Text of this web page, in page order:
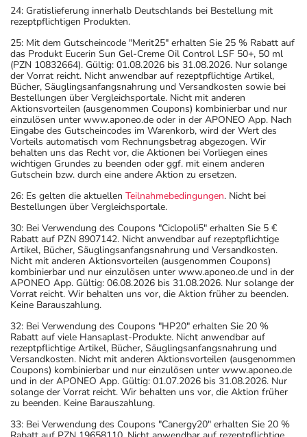
24: Gratislieferung innerhalb Deutschlands bei Bestellung mit
rezeptpflichtigen Produkten.
25: Mit dem Gutscheincode "Merit25" erhalten Sie 25 % Rabatt auf
das Produkt Eucerin Sun Gel-Creme Oil Control LSF 50+, 50 ml
(PZN 10832664). Gültig: 01.08.2026 bis 31.08.2026. Nur solange
der Vorrat reicht. Nicht anwendbar auf rezeptpflichtige Artikel,
Bücher, Säuglingsanfangsnahrung und Versandkosten sowie bei
Bestellungen über Vergleichsportale. Nicht mit anderen
Aktionsvorteilen (ausgenommen Coupons) kombinierbar und nur
einzulösen unter www.aponeo.de oder in der APONEO App. Nach
Eingabe des Gutscheincodes im Warenkorb, wird der Wert des
Vorteils automatisch vom Rechnungsbetrag abgezogen. Wir
behalten uns das Recht vor, die Aktionen bei Vorliegen eines
wichtigen Grundes zu beenden oder ggf. mit einem anderen
Gutschein bzw. durch eine andere Aktion zu ersetzen.
26: Es gelten die aktuellen Teilnahmebedingungen. Nicht bei
Bestellungen über Vergleichsportale.
30: Bei Verwendung des Coupons "Ciclopoli5" erhalten Sie 5 €
Rabatt auf PZN 8907142. Nicht anwendbar auf rezeptpflichtige
Artikel, Bücher, Säuglingsanfangsnahrung und Versandkosten.
Nicht mit anderen Aktionsvorteilen (ausgenommen Coupons)
kombinierbar und nur einzulösen unter www.aponeo.de und in der
APONEO App. Gültig: 06.08.2026 bis 31.08.2026. Nur solange der
Vorrat reicht. Wir behalten uns vor, die Aktion früher zu beenden.
Keine Barauszahlung.
32: Bei Verwendung des Coupons "HP20" erhalten Sie 20 %
Rabatt auf viele Hansaplast-Produkte. Nicht anwendbar auf
rezeptpflichtige Artikel, Bücher, Säuglingsanfangsnahrung und
Versandkosten. Nicht mit anderen Aktionsvorteilen (ausgenommen
Coupons) kombinierbar und nur einzulösen unter www.aponeo.de
und in der APONEO App. Gültig: 01.07.2026 bis 31.08.2026. Nur
solange der Vorrat reicht. Wir behalten uns vor, die Aktion früher
zu beenden. Keine Barauszahlung.
33: Bei Verwendung des Coupons "Canergy20" erhalten Sie 20 %